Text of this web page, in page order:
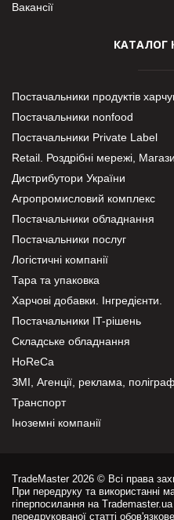
Вакансії
КАТАЛОГ
Постачальники продуктів
Постачальники nonfood
Постачальники Private Label
Retail. Роздрібні мережі,
Дистрибутори України
Агропромисловий комплекс
Постачальники обладнання
Постачальники послуг
Логістичні компанії
Тара та упаковка
Харчові добавки. Інгредієнти.
Постачальники IT-рішень
Складське обладнання
HoReCa
ЗМІ, Агенції, реклама,
Транспорт
Іноземні компанії
TradeMaster 2026 © Всі права
При передруку та використанні
гіперпосилання на
передрукованої статті обов'язкове.